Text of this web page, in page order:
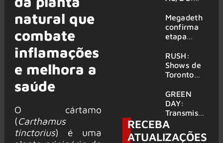
natural que
combate
inflamações
e melhora a
saúde
O cártamo
(Carthamus
tinctorius) é uma
traz ao
Brasil um
repertório
atravessa
gerações
Megadeth
confirma
etapa
da turnê
de
despedida
RUSH:
Shows de
Toronto
filmados
para
provável
filme
GREEN
DAY:
Transmissã
o 24 horas
‘Green Day
TV’ é
RECEBA
ATUALIZAÇÕES